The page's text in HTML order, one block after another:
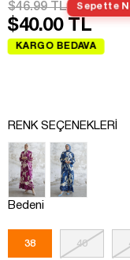
$46.99 TL Sepette
$40.00 TL
KARGO BEDAVA
RENK SEÇENEKLERI
Bedeni
38 40